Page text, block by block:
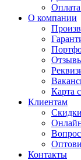
Оплата
О компании
Карта
Клиентам
Контакты